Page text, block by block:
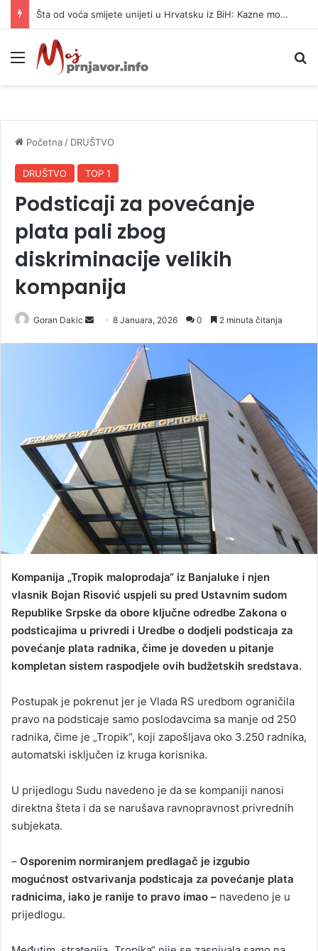
Šta od voća smijete unijeti u Hrvatsku iz BiH: Kazne mogu dostići 13.260 evra
Meni
Početna / DRUŠTVO
DRUŠTVO TOP 1
Podsticaji za povećanje
plata pali zbog
diskriminacije velikih
kompanija
Goran Dakic
e
m
l
8 Januara, 2026 0 2 minuta čitanja
Kompanija „Tropik maloprodaja“ iz Banjaluke i njen
vlasnik Bojan Risović uspjeli su pred Ustavnim sudom
Republike Srpske da obore ključne odredbe Zakona o
podsticajima u privredi i Uredbe o dodjeli podsticaja za
povećanje plata radnika, čime je doveden u pitanje
kompletan sistem raspodjele ovih budžetskih sredstava.
Postupak je pokrenut jer je Vlada RS uredbom ograničila
pravo na podsticaje samo poslodavcima sa manje od 250
radnika, čime je „Tropik“, koji zapošljava oko 3.250 radnika,
automatski isključen iz kruga korisnika.
U prijedlogu Sudu navedeno je da se kompaniji nanosi
direktna šteta i da se narušava ravnopravnost privrednih
subjekata.
– Osporenim normiranjem predlagač je izgubio
mogućnost ostvarivanja podsticaja za povećanje plata
radnicima, iako je ranije to pravo imao – navedeno je u
prijedlogu.